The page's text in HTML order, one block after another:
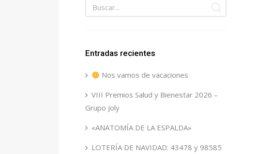
Entradas recientes
Nos vamos de vacaciones
VIII Premios Salud y Bienestar 2026 –
Grupo Joly
«ANATOMÍA DE LA ESPALDA»
LOTERÍA DE NAVIDAD: 43478 y 98585